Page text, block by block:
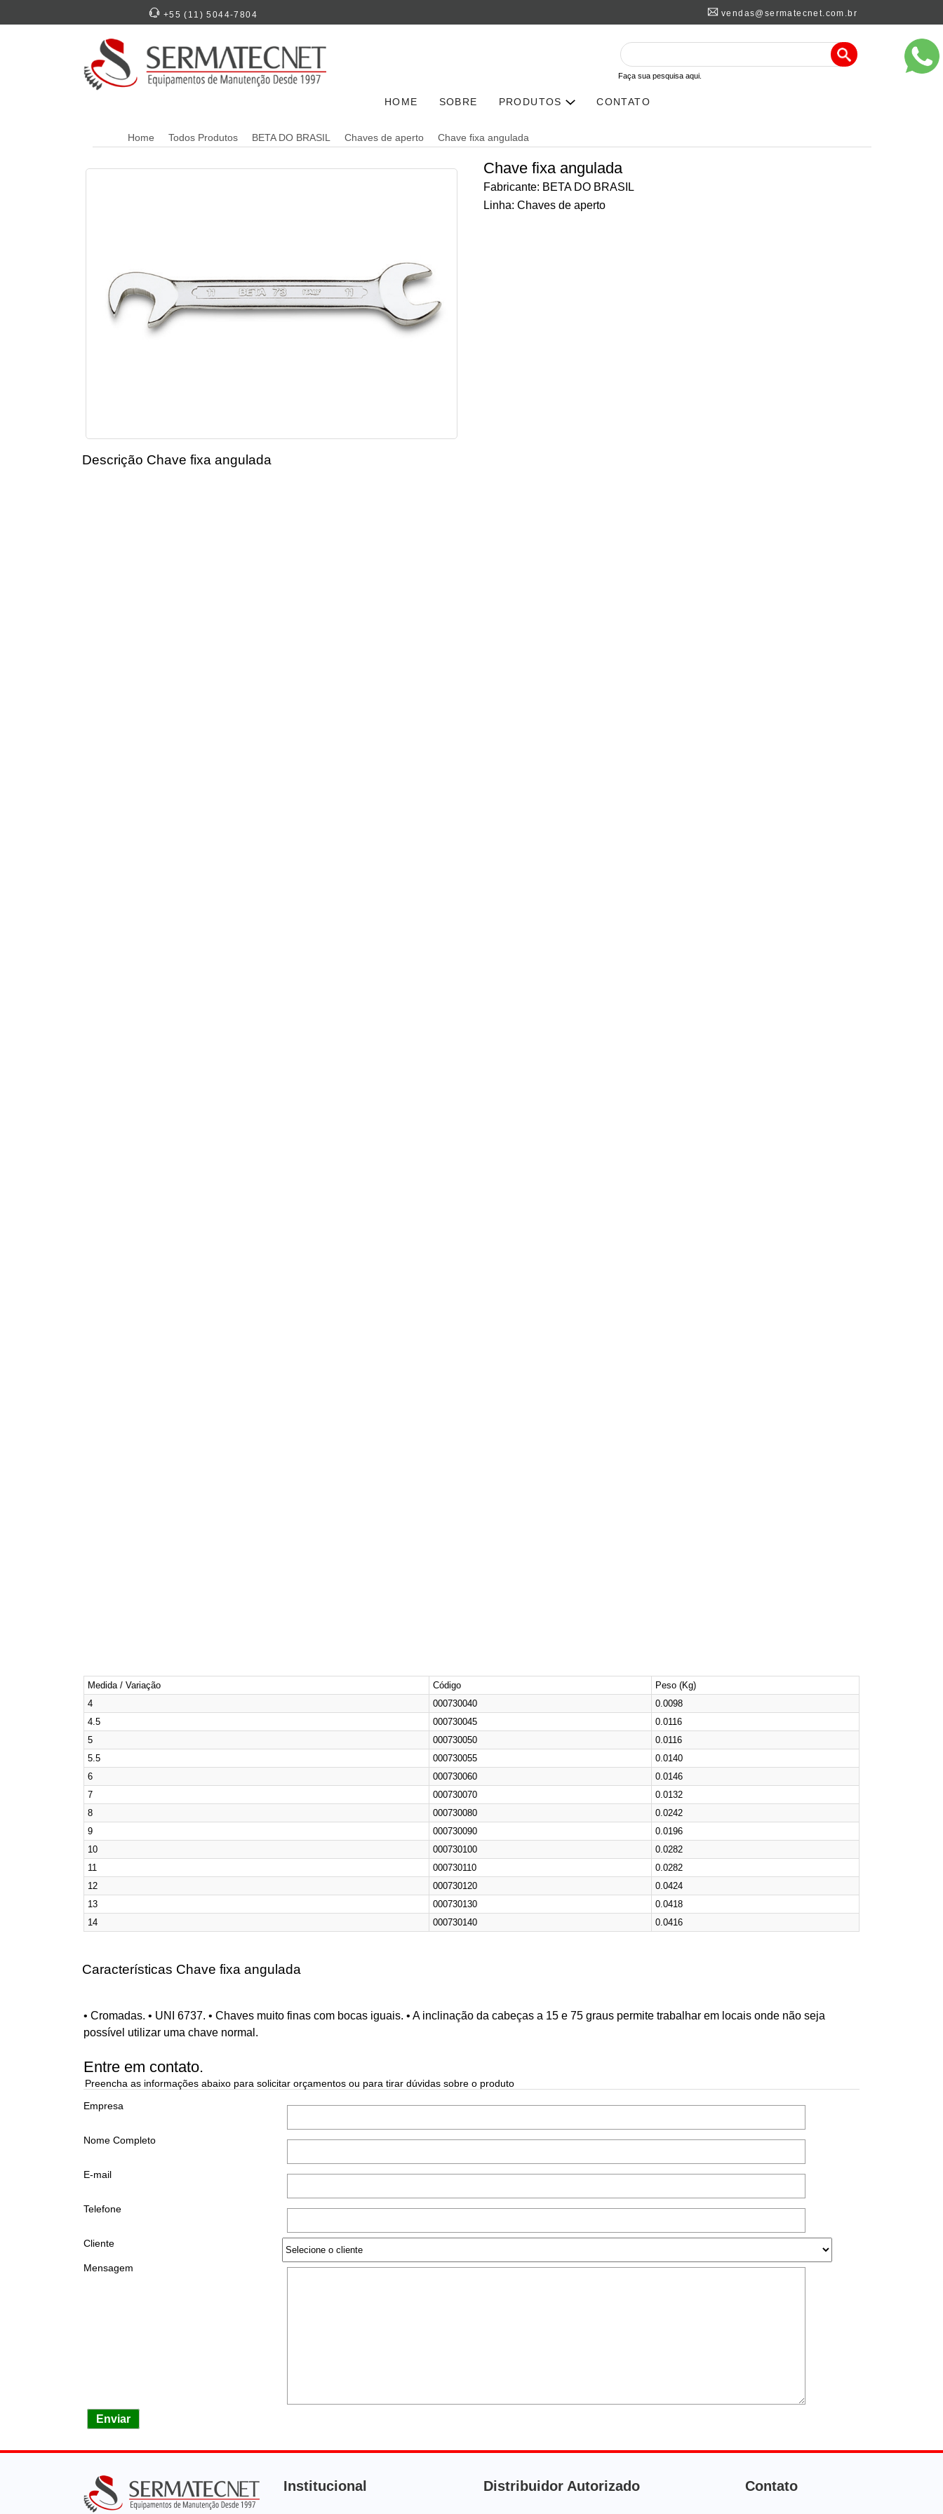
+55 (11) 5044-7804 vendas@sermatecnet.com.br
Faça sua pesquisa aqui.
HOME SOBRE PRODUTOS CONTATO
Home Todos Produtos BETA DO BRASIL Chaves de aperto Chave fixa angulada
Chave fixa angulada
Fabricante: BETA DO BRASIL
Linha: Chaves de aperto
Descrição Chave fixa angulada
Medida / Variação Código
Peso (Kg)
4
000730040
0.0098
4.5
000730045
0.0116
5
000730050
0.0116
5.5
000730055
0.0140
6
000730060
0.0146
7
000730070
0.0132
8
000730080
0.0242
9
000730090
0.0196
10
000730100
0.0282
11
000730110
0.0282
12
000730120
0.0424
13
000730130
0.0418
14
000730140 0.0416
Características Chave fixa angulada
• Cromadas. • UNI 6737. • Chaves muito finas com bocas iguais. • A inclinação da cabeças a 15 e 75 graus permite trabalhar em locais onde não seja
possível utilizar uma chave normal.
Entre em contato.
Preencha as informações abaixo para solicitar orçamentos ou para tirar dúvidas sobre o produto
Empresa
Nome Completo
E-mail
Telefone
Cliente
Mensagem
Enviar
Institucional Distribuidor Autorizado Contato